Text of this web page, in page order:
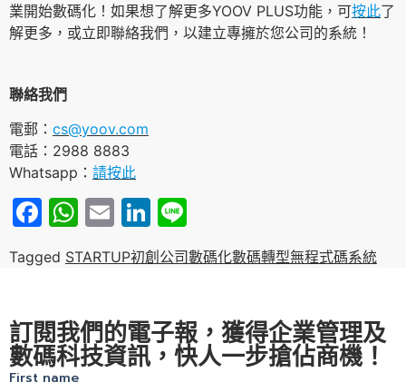
業開始數碼化！如果想了解更多YOOV PLUS功能，可按此了
解更多，或立即聯絡我們，以建立專擁於您公司的系統！
聯絡我們
電郵： cs@yoov.com
電話：2988 8883
Whatsapp： 請按此
Facebook
WhatsApp
EmailLinkedIn
Tagged STARTUP初創公司數碼化數碼轉型無程式碼系統
訂閱我們的電子報，獲得企業管理及
數碼科技資訊，快人一步搶佔商機！